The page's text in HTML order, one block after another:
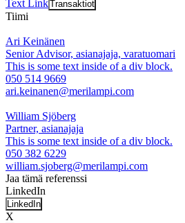
Text LinkTransaktiot
Tiimi
Ari Keinänen
Senior Advisor, asianajaja, varatuomari
This is some text inside of a div block.
050 514 9669
ari.keinanen@merilampi.com
William Sjöberg
Partner, asianajaja
This is some text inside of a div block.
050 382 6229
william.sjoberg@merilampi.com
Jaa tämä referenssi
LinkedIn
LinkedIn
X